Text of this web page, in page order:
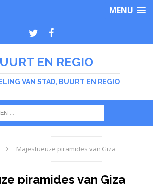
MENU
EN REGIO
VAN STAD, BUURT EN REGIO
Majestueuze piramides van Giza
piramides van Giza